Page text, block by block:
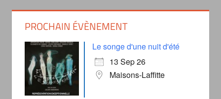
PROCHAIN ÉVÈNEMENT
Le songe d'une nuit d'été
13 Sep 26
Maisons-Laffitte